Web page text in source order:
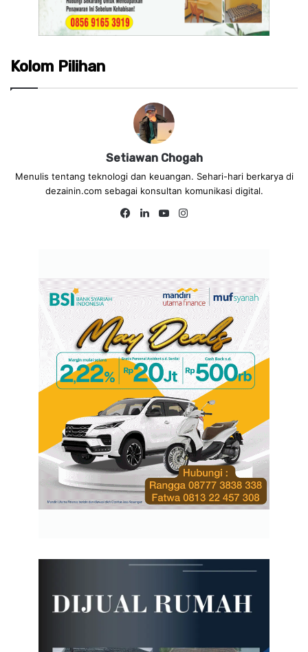
Kolom Pilihan
Setiawan Chogah
Menulis tentang teknologi dan keuangan. Sehari-hari berkarya di
dezainin.com sebagai konsultan komunikasi digital.
Facebook
LinkedInYouTube